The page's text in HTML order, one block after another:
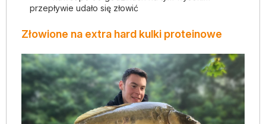
przepływie udało się złowić
Złowione na extra hard kulki proteinowe